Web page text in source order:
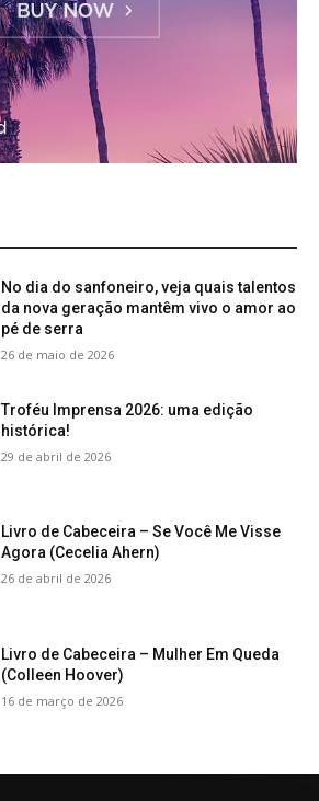
No dia do sanfoneiro, veja quais talentos
da nova geração mantêm vivo o amor ao
pé de serra
26 de maio de 2026
Troféu Imprensa 2026: uma edição
histórica!
29 de abril de 2026
Livro de Cabeceira – Se Você Me Visse
Agora (Cecelia Ahern)
26 de abril de 2026
Livro de Cabeceira – Mulher Em Queda
(Colleen Hoover)
16 de março de 2026